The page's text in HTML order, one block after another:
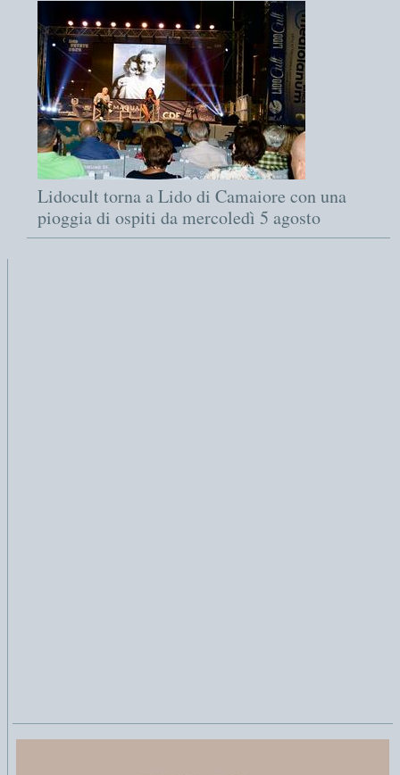
Lidocult torna a Lido di Camaiore con una
pioggia di ospiti da mercoledì 5 agosto